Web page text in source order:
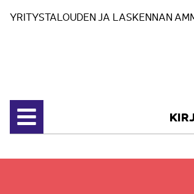
YRITYSTALOUDEN JA LASKENNAN
Avaa valikko